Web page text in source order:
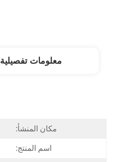
معلومات تفصيلية
مكان المنشأ:
اسم المنتج: